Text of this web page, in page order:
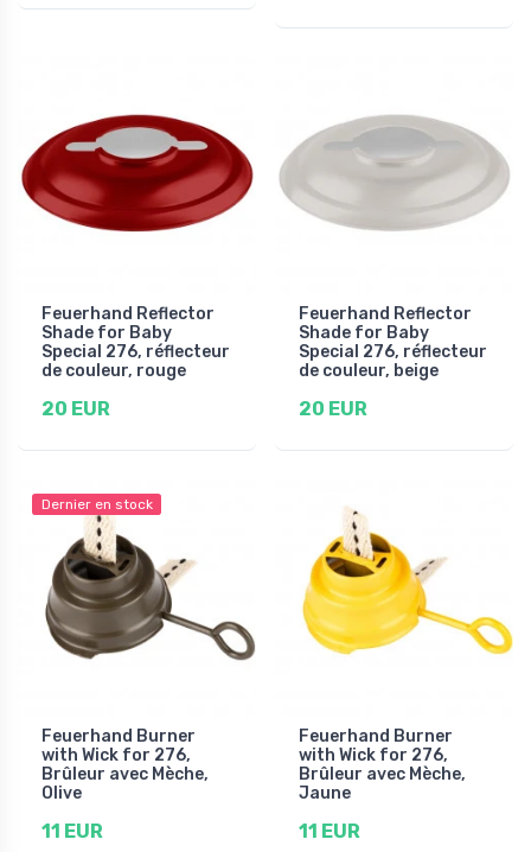
Feuerhand Reflector
Shade for Baby
Special 276, réflecteur
de couleur, rouge
20 EUR
Feuerhand Reflector
Shade for Baby
Special 276, réflecteur
de couleur, beige
20 EUR
Dernier en stock
Feuerhand Burner
with Wick for 276,
Brûleur avec Mèche,
Olive
11 EUR
Feuerhand Burner
with Wick for 276,
Brûleur avec Mèche,
Jaune
11 EUR